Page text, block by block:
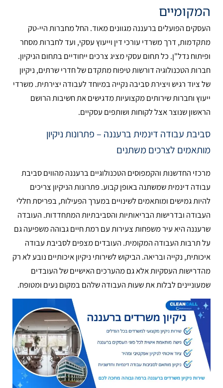
המקומיים
העסקים הפועלים ברעננה מגוונים מאוד. החל מחברות היי-טק
מתקדמות, דרך משרדי עורכי דין וייעוץ עסקי, ועד לחברות מסחר
ופיתוח נדל"ן. כל תחום עסקי מציג צרכים ייחודיים בתחום הניקיון.
חברות הטכנולוגיה דורשות טיפוח מתקדם של חדרי שרתים, ניקיון
של ציוד רגיש ויצירת סביבה נקייה במיוחד לעבודה יצירתית. משרדי
ייעוץ וחברות שירותים מקצועיות מדגישים את חשיבות הרושם
הראשון שנוצר אצל לקוחות ושותפים עסקיים.
סביבת עבודה דינמית ברעננה – פתרונות ניקיון
מותאמים לצרכים משתנים
מרכזי החדשנות והקמפוסים הטכנולוגיים ברעננה מהווים סביבת
עבודה דינמית שמשתנה באופן קבוע. פתרונות הניקיון צריכים
להיות גמישים ומותאמים לשינויים במערך הפעילות, בפריסת חללי
העבודה ובדרישות הבריאותיות והסביבתיות המתחדדות. העובדה
שרעננה היא עיר משפחות צעירות עם רמת חיים גבוהה משפיעה גם
על תרבות העבודה המקומית. העובדים מצפים לסביבת עבודה
איכותית, נקייה ובריאה. הביקוש לשירותי ניקיון איכותיים נובע לא רק
מהדרישות העסקיות אלא גם מהערכים האישיים של העובדים
שמעוניינים לבלות את שעות העבודה שלהם במקום נעים ומטופח.